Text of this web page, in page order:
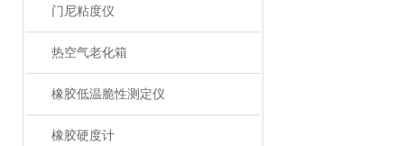
门尼粘度仪
热空气老化箱
橡胶低温脆性测定仪
橡胶硬度计